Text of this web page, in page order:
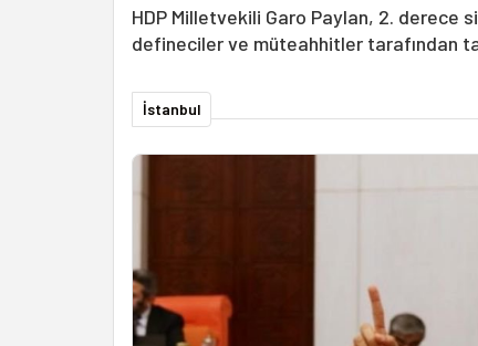
HDP Milletvekili Garo Paylan, 2. derece
defineciler ve müteahhitler tarafından
İstanbul